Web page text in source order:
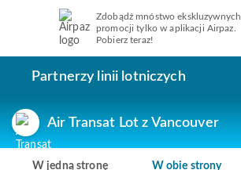
Zdobądź mnóstwo ekskluzywnych
promocji tylko w aplikacji Airpaz.
Pobierz teraz!
Partnerzy linii lotniczych
Air Transat Lot z Vancouver
W jedną stronę W obie strony